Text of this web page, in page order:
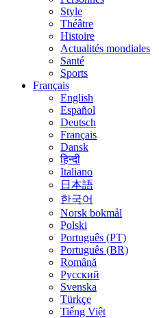
Style
Théâtre
Histoire
Actualités mondiales
Santé
Sports
Français
English
Español
Deutsch
Français
Dansk
हिन्दी
Italiano
日本語
한국어
Norsk bokmål
Polski
Português (PT)
Português (BR)
Română
Русский
Svenska
Türkçe
Tiếng Việt